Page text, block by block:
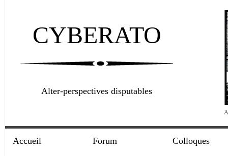
CYBERATO
Alter-perspectives disputables
Accueil Forum Colloques